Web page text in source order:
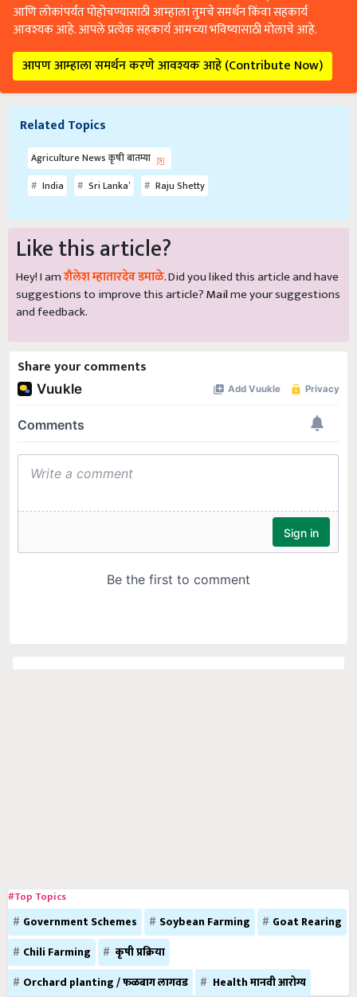
आणि लोकांपर्यंत पोहोचण्यासाठी आम्हाला तुमचे समर्थन किंवा सहकार्य
आवश्यक आहे. आपले प्रत्येक सहकार्य आमच्या भविष्यासाठी मोलाचे आहे.
आपण आम्हाला समर्थन करणे आवश्यक आहे (Contribute Now)
Related Topics
Agriculture News कृषी बातम्या
India
Sri Lanka’ Raju Shetty
Like this article?
Hey! I amशैलेश म्हातारदेव डमाळे. Did you liked this article and have
suggestions to improve this article?Mailme your suggestions
and feedback.
Share your comments
#Top Topics
Government Schemes Soybean Farming
Goat Rearing
Chili Farming
कृषी प्रक्रिया
Orchard planting / फळबाग लागवड
Health मानवी आरोग्य